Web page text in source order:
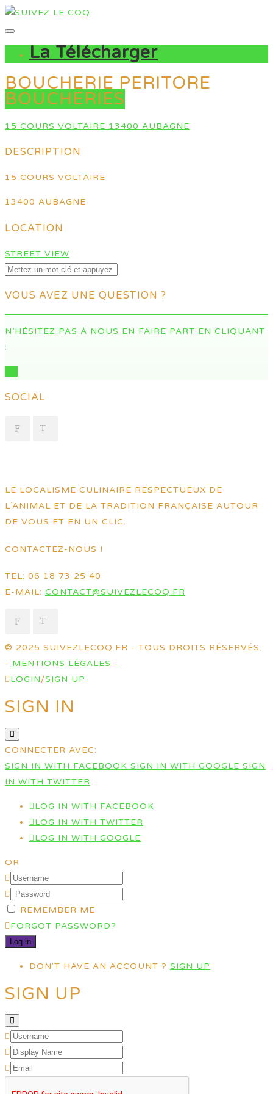
La Télécharger
BOUCHERIE PERITORE
BOUCHERIES
15 COURS VOLTAIRE 13400 AUBAGNE
DESCRIPTION
15 COURS VOLTAIRE
13400 AUBAGNE
LOCATION
STREET VIEW
VOUS AVEZ UNE QUESTION ?
N’HÉSITEZ PAS À NOUS EN FAIRE PART EN CLIQUANT
:
SOCIAL
LE LOCALISME CULINAIRE RESPECTUEUX DE
L’ANIMAL ET DE LA TRADITION FRANÇAISE AUTOUR
DE VOUS ET EN UN CLIC.
CONTACTEZ-NOUS !
TEL: 06 18 73 25 40
E-MAIL: CONTACT@SUIVEZLECOQ.FR
© 2025 SUIVEZLECOQ.FR - TOUS DROITS RÉSERVÉS.
- MENTIONS LÉGALES -
LOGIN/SIGN UP
SIGN IN
CONNECTER AVEC:
SIGN IN WITH FACEBOOK SIGN IN WITH GOOGLE SIGN
IN WITH TWITTER
LOG IN WITH FACEBOOK
LOG IN WITH TWITTER
LOG IN WITH GOOGLE
OR
REMEMBER ME
FORGOT PASSWORD?
DON'T HAVE AN ACCOUNT ? SIGN UP
SIGN UP